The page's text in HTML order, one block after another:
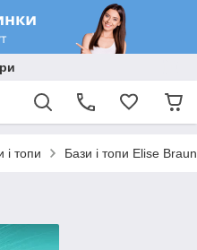
і топи Бази і топи Elise Braun